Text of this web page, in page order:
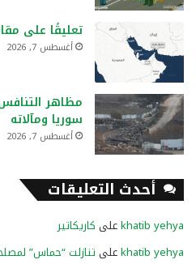
تعليقًا على
أغسطس 7, 2026
مظاهر
سوريا ومآلاته
أغسطس 7, 2026
أحدث التعليقات
khatib yehyaعلى كاريكاتير
khatib yehyaعلىتنازلت “حماس”